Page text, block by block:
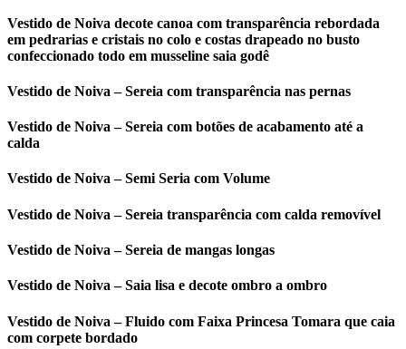
Vestido de Noiva decote canoa com transparência rebordada
em pedrarias e cristais no colo e costas drapeado no busto
confeccionado todo em musseline saia godê
Vestido de Noiva – Sereia com transparência nas pernas
Vestido de Noiva – Sereia com botões de acabamento até a
calda
Vestido de Noiva – Semi Seria com Volume
Vestido de Noiva – Sereia transparência com calda removível
Vestido de Noiva – Sereia de mangas longas
Vestido de Noiva – Saia lisa e decote ombro a ombro
Vestido de Noiva – Fluido com Faixa Princesa Tomara que caia
com corpete bordado